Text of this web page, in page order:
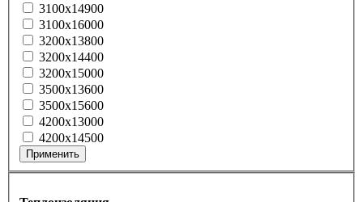
3100x14900
3100x16000
3200x13800
3200x14400
3200x15000
3500x13600
3500x15600
4200x13000
4200x14500
Применить